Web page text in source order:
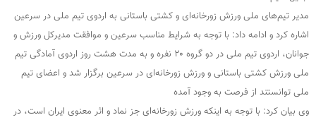
مدیر تیم‌های ملی ورزش زورخانه‌ای و کشتی باستانی به اردوی تیم ملی در سرعین
اشاره کرد و ادامه داد: با توجه به شرایط مناسب سرعین و موافقت مدیرکل ورزش و
جوانان، اردوی تیم ملی در دو گروه ۲۰ نفره و به مدت هشت روز اردوی آمادگی تیم
ملی ورزش کشتی باستانی و ورزش زورخانه‌ای در سرعین برگزار شد و اعضای تیم
ملی توانستند از فرصت به وجود آمده
وی بیان کرد: با توجه به اینکه ورزش زورخانه‌ای جز نماد و اثر معنوی ایران است، در